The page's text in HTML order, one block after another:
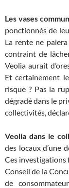
Les vases
ponctionnés de
La rente ne
contraint de
Veolia aurait
Et certainement
risque ? Pas la
dégradé dans le
collectivités,
Veolia dans le
des locaux d’une
Ces investigations
Conseil de la
de